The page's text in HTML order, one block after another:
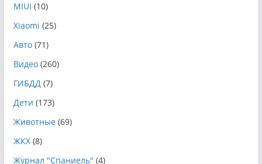
MIUI (10)
Xiaomi (25)
Авто(71)
Видео(260)
ГИБДД(7)
Дети (173)
Животные(69)
ЖКХ(8)
Журнал "Спаниель" (4)